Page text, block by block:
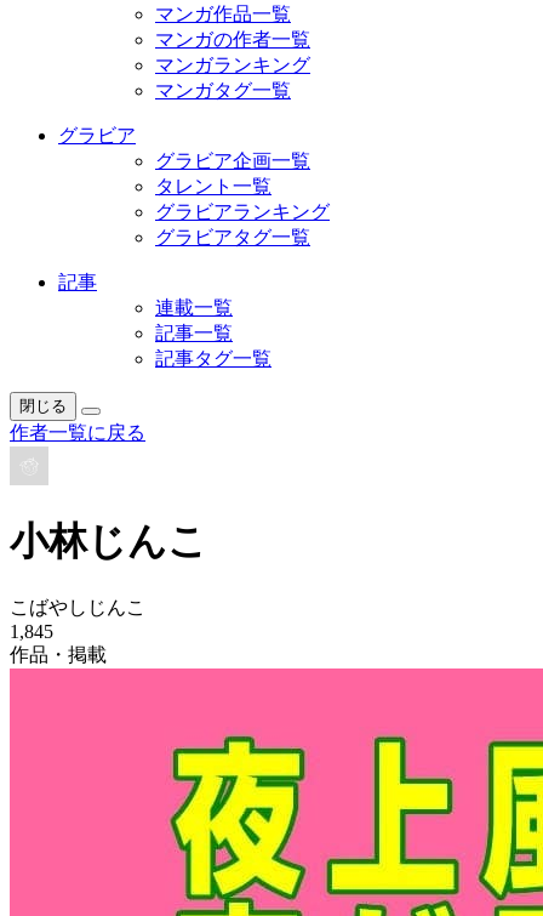
マンガ作品一覧
マンガの作者一覧
マンガランキング
マンガタグ一覧
グラビア
グラビア企画一覧
タレント一覧
グラビアランキング
グラビアタグ一覧
記事
連載一覧
記事一覧
記事タグ一覧
閉じる
作者一覧に戻る
小林じんこ
こばやしじんこ
1,845
作品・掲載